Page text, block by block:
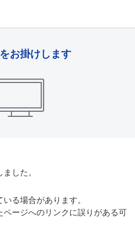
お掛けします
した。
る場合があります。
ページへのリンクに誤りがある可